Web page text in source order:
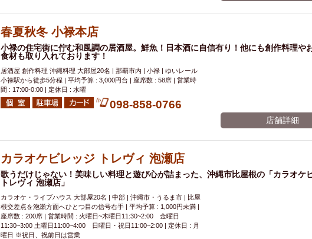
飲
30
春夏秋冬 小禄本店
小禄の住宅街に佇む和風調の居酒屋。鮮魚！日本酒に自信有り！他にも創作料理や
食材も取り入れております！
居酒屋 創作料理 沖縄料理 大部屋20名 | 那覇市内 | 小禄 | ゆいレール
小禄駅から徒歩5分程 | 平均予算 : 3,000円台 | 座席数 : 58席 | 営業時
間 : 17:00-0:00 | 定休日 : 水曜
098-858-0766
店舗詳細
カラオケビレッジ トレヴィ 泡瀬店
歌うだけじゃない！美味しい料理と遊び心が詰まった、沖縄市比屋根の「カラオケ
トレヴィ 泡瀬店」
カラオケ・ライブハウス 大部屋20名 | 中部 | 沖縄市・うるま市 | 比屋
根交差点を泡瀬方面へひとつ目の信号右手 | 平均予算 : 1,000円未満 |
座席数 : 200席 | 営業時間 : 火曜日~木曜日11:30~2:00 金曜日
11:30~3:00 土曜日11:00~4:00 日曜日・祝日11:00~2:00 | 定休日 : 月
曜日 ※祝日、祝前日は営業